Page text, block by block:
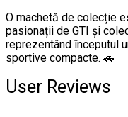
O machetă de colecție
pasionații de GTI și
reprezentând începutul
sportive compacte. 🚗
User Reviews